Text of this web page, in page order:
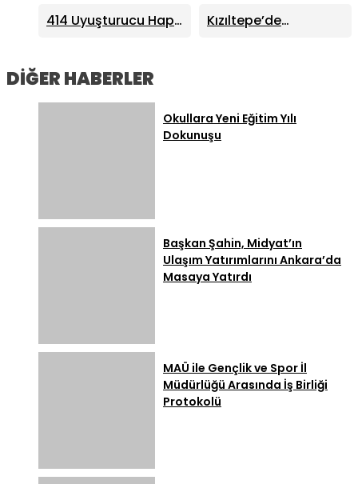
Arasında İş Birliği
Protokolü
Toplandı
414 Uyuşturucu Hap
Kızıltepe’de
DİĞER HABERLER
Okullara Yeni Eğitim Yılı
Dokunuşu
Başkan Şahin, Midyat’ın
Ulaşım Yatırımlarını Ankara’da
Masaya Yatırdı
MAÜ ile Gençlik ve Spor İl
Müdürlüğü Arasında İş Birliği
Protokolü